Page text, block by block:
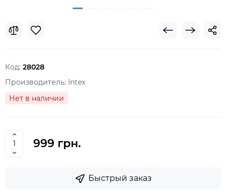
Код: 28028
Производитель: Intex
Нет в наличии
999 грн.
Быстрый заказ